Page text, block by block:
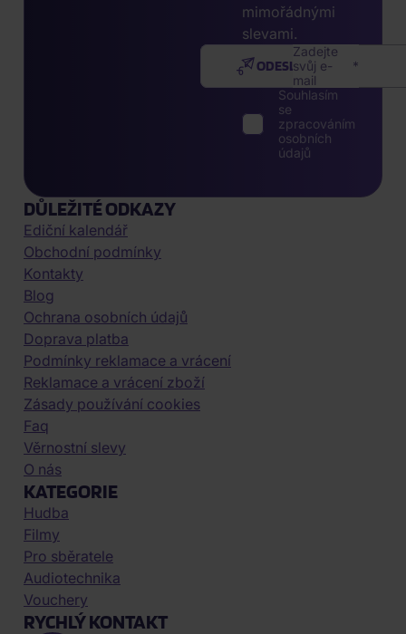
mimořádnými
slevami.
Zadejte
svůj e-
mail
ODESLAT
Souhlasím
se
zpracováním
osobních
údajů
DŮLEŽITÉ ODKAZY
Ediční kalendář
Obchodní podmínky
Kontakty
Blog
Ochrana osobních údajů
Doprava platba
Podmínky reklamace a vrácení
Reklamace a vrácení zboží
Zásady používání cookies
Faq
Věrnostní slevy
O nás
KATEGORIE
Hudba
Filmy
Pro sběratele
Audiotechnika
Vouchery
RYCHLÝ KONTAKT